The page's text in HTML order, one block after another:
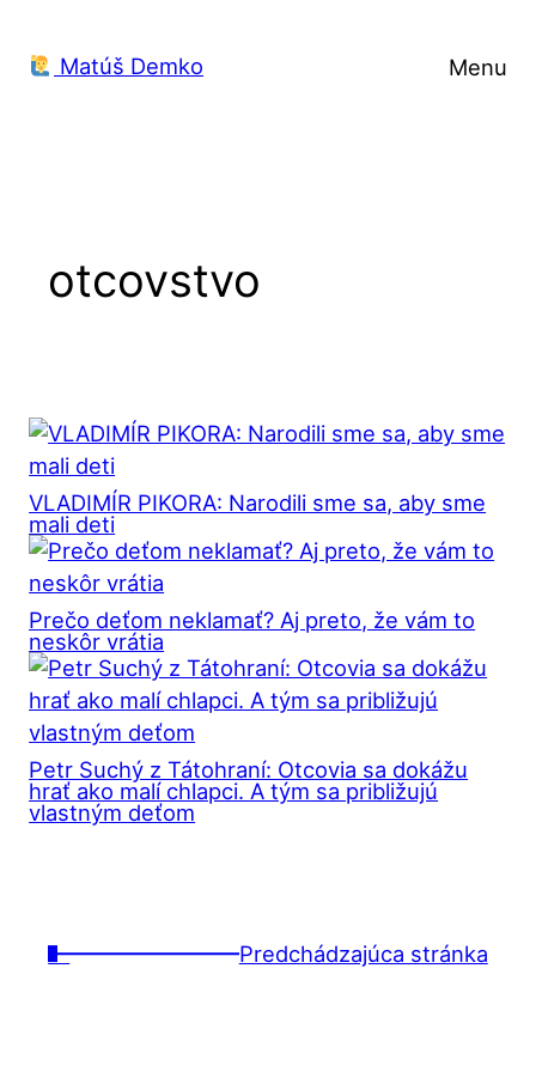
na
Matúš Demko Menu
otcovstvo
VLADIMÍR PIKORA: Narodili sme sa, aby sme
mali deti
Prečo deťom neklamať? Aj preto, že vám to
neskôr vrátia
Petr Suchý z Tátohraní: Otcovia sa dokážu
hrať ako malí chlapci. A tým sa približujú
vlastným deťom
← Predchádzajúca stránka